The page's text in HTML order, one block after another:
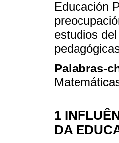
Educación
estudios
Palabras-
1
DA